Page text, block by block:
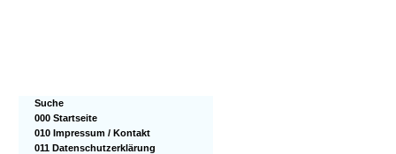
Suche
000 Startseite
010 Impressum / Kontakt
011 Datenschutzerklärung